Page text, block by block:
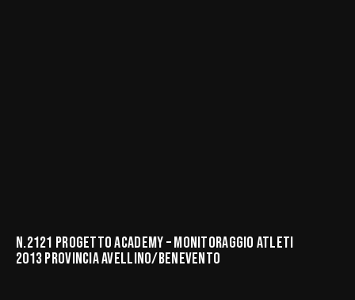
N.2121 PROGETTO ACADEMY – MONITORAGGIO ATLETI
2013 PROVINCIA AVELLINO/BENEVENTO